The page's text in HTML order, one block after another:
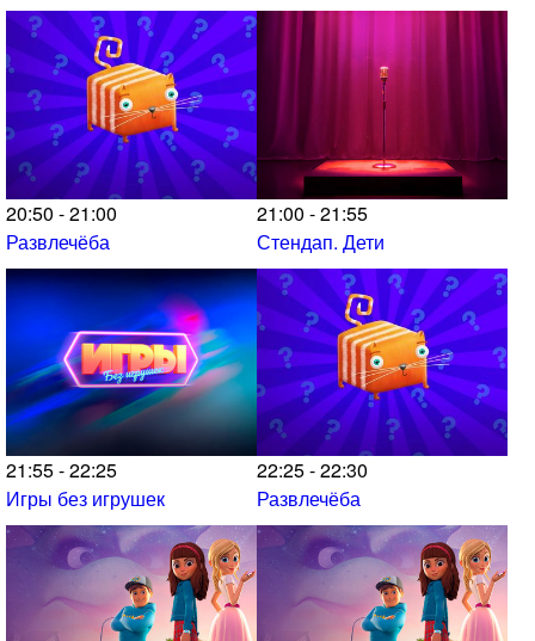
20:50 - 21:00
Развлечёба
21:00 - 21:55
Стендап. Дети
21:55 - 22:25
Игры без игрушек
22:25 - 22:30
Развлечёба